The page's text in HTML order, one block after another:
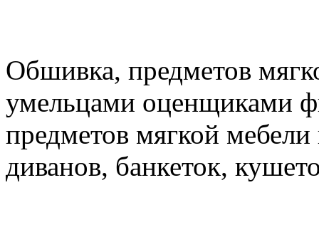
Обшивка, предметов
умельцами оценщиками
предметов мягкой
диванов, банкеток,